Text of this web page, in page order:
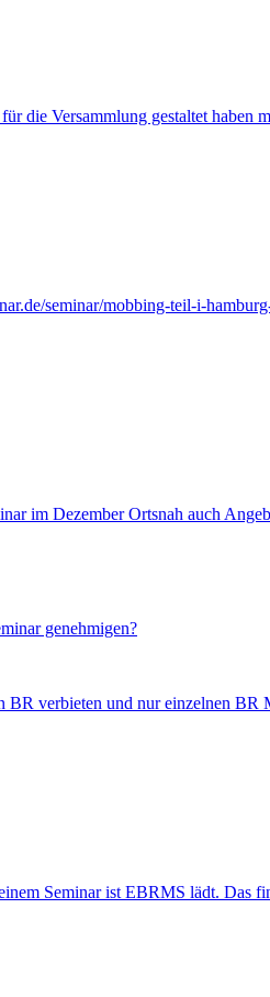
die Versammlung gestaltet haben
seminar/mobbing-teil-i-
im Dezember Ortsnah auch
genehmigen?
BR verbieten und nur einzelnen BR
Seminar ist EBRMS lädt. Das